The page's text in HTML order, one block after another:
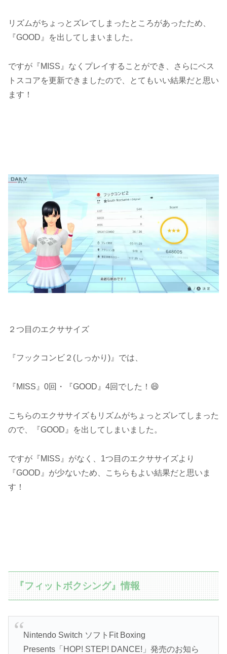
リズムがちょっとズレてしまったところがあったため、
『GOOD』を出してしまいました。
ですが『MISS』なくプレイすることができ、さらにベス
トスコアを更新できましたので、とてもいい結果だと思い
ます！
２つ目のエクササイズ
『フックコンビ２(しっかり)』では、
『MISS』0回・『GOOD』4回でした！😄
こちらのエクササイズもリズムがちょっとズレてしまった
ので、『GOOD』を出してしまいました。
ですが『MISS』がなく、1つ目のエクササイズより
『GOOD』が少ないため、こちらもよい結果だと思いま
す！
『フィットボクシング』情報
Nintendo Switch ソフトFit Boxing
Presents「HOP! STEP! DANCE!」発売のお知ら